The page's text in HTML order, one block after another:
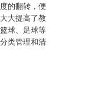
的翻转，便
大提高了教
球、足球等
类管理和清